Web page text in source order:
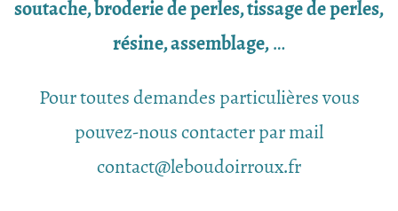
soutache, broderie de perles, tissage de perles,
résine, assemblage,…
Pour toutes demandes particulières vous
pouvez-nous contacter par mail
contact@leboudoirroux.fr